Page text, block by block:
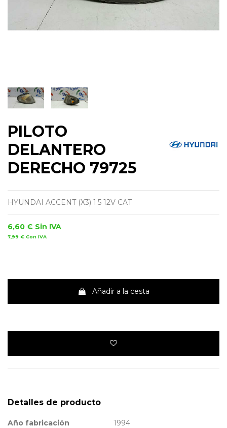
PILOTO
DELANTERO
DERECHO 79725
HYUNDAI ACCENT (X3) 1.5 12V CAT
6,60 € Sin IVA
7,99 € Con IVA
Añadir a la cesta
Detalles de producto
Año fabricación
1994